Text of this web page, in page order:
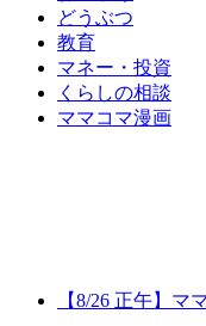
どうぶつ
教育
マネー・投資
くらしの相談
ママコマ漫画
【8/26 正午】マ